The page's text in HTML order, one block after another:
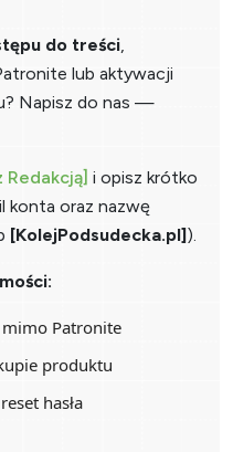
do treści,
lub aktywacji
Napisz do nas —
Redakcją] i opisz krótko
konta oraz nazwę
[KolejPodsudecka.pl]).
Patronite
produktu
hasła